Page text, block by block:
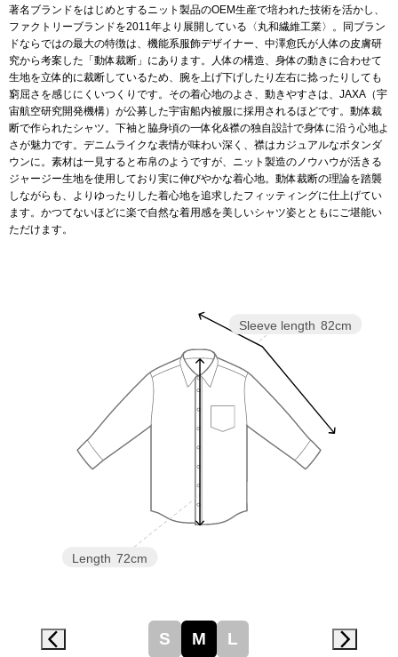
アクセサリー
ン雑貨
ランド
その他
シューズ
スリップオン
レースアップ
その他
著名ブランドをはじめとするニット製品のOEM生産で培われた技術を活かし、
ファクトリーブランドを2011年より展開している〈丸和繊維工業〉。同ブラン
ドならではの最大の特徴は、機能系服飾デザイナー、中澤愈氏が人体の皮膚研
究から考案した「動体裁断」にあります。人体の構造、身体の動きに合わせて
生地を立体的に裁断しているため、腕を上げ下げしたり左右に捻ったりしても
窮屈さを感じにくいつくりです。その着心地のよさ、動きやすさは、JAXA（宇
宙航空研究開発機構）が公募した宇宙船内被服に採用されるほどです。動体裁
断で作られたシャツ。下袖と脇身頃の一体化&襟の独自設計で身体に沿う心地よ
さが魅力です。デニムライクな表情が味わい深く、襟はカジュアルなボタンダ
ウンに。素材は一見すると布帛のようですが、ニット製造のノウハウが活きる
ジャージー生地を使用しており実に伸びやかな着心地。動体裁断の理論を踏襲
しながらも、よりゆったりした着心地を追求したフィッティングに仕上げてい
ます。かつてないほどに楽で自然な着用感を美しいシャツ姿とともにご堪能い
ただけます。
Sleeve length 82cm
Length 72cm
S M L